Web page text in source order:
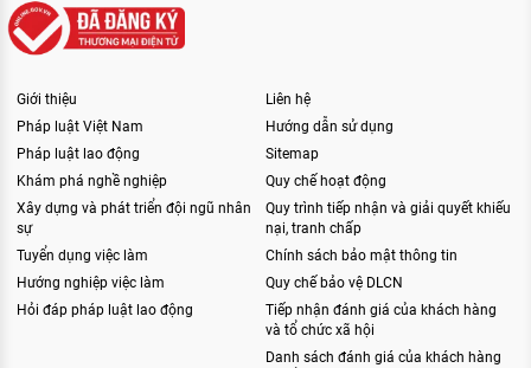
Giới thiệu
Pháp luật Việt Nam
Pháp luật lao động
Khám phá nghề nghiệp
Xây dựng và phát triển đội ngũ nhân
sự
Tuyển dụng việc làm
Hướng nghiệp việc làm
Hỏi đáp pháp luật lao động
Liên hệ
Hướng dẫn sử dụng
Sitemap
Quy chế hoạt động
Quy trình tiếp nhận và giải quyết khiếu
nại, tranh chấp
Chính sách bảo mật thông tin
Quy chế bảo vệ DLCN
Tiếp nhận đánh giá của khách hàng
và tổ chức xã hội
Danh sách đánh giá của khách hàng